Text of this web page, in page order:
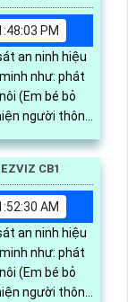
PM
an ninh hiệu
như: phát
(Em bé bỏ
người thông
CB1
AM
an ninh hiệu
như: phát
(Em bé bỏ
người thông